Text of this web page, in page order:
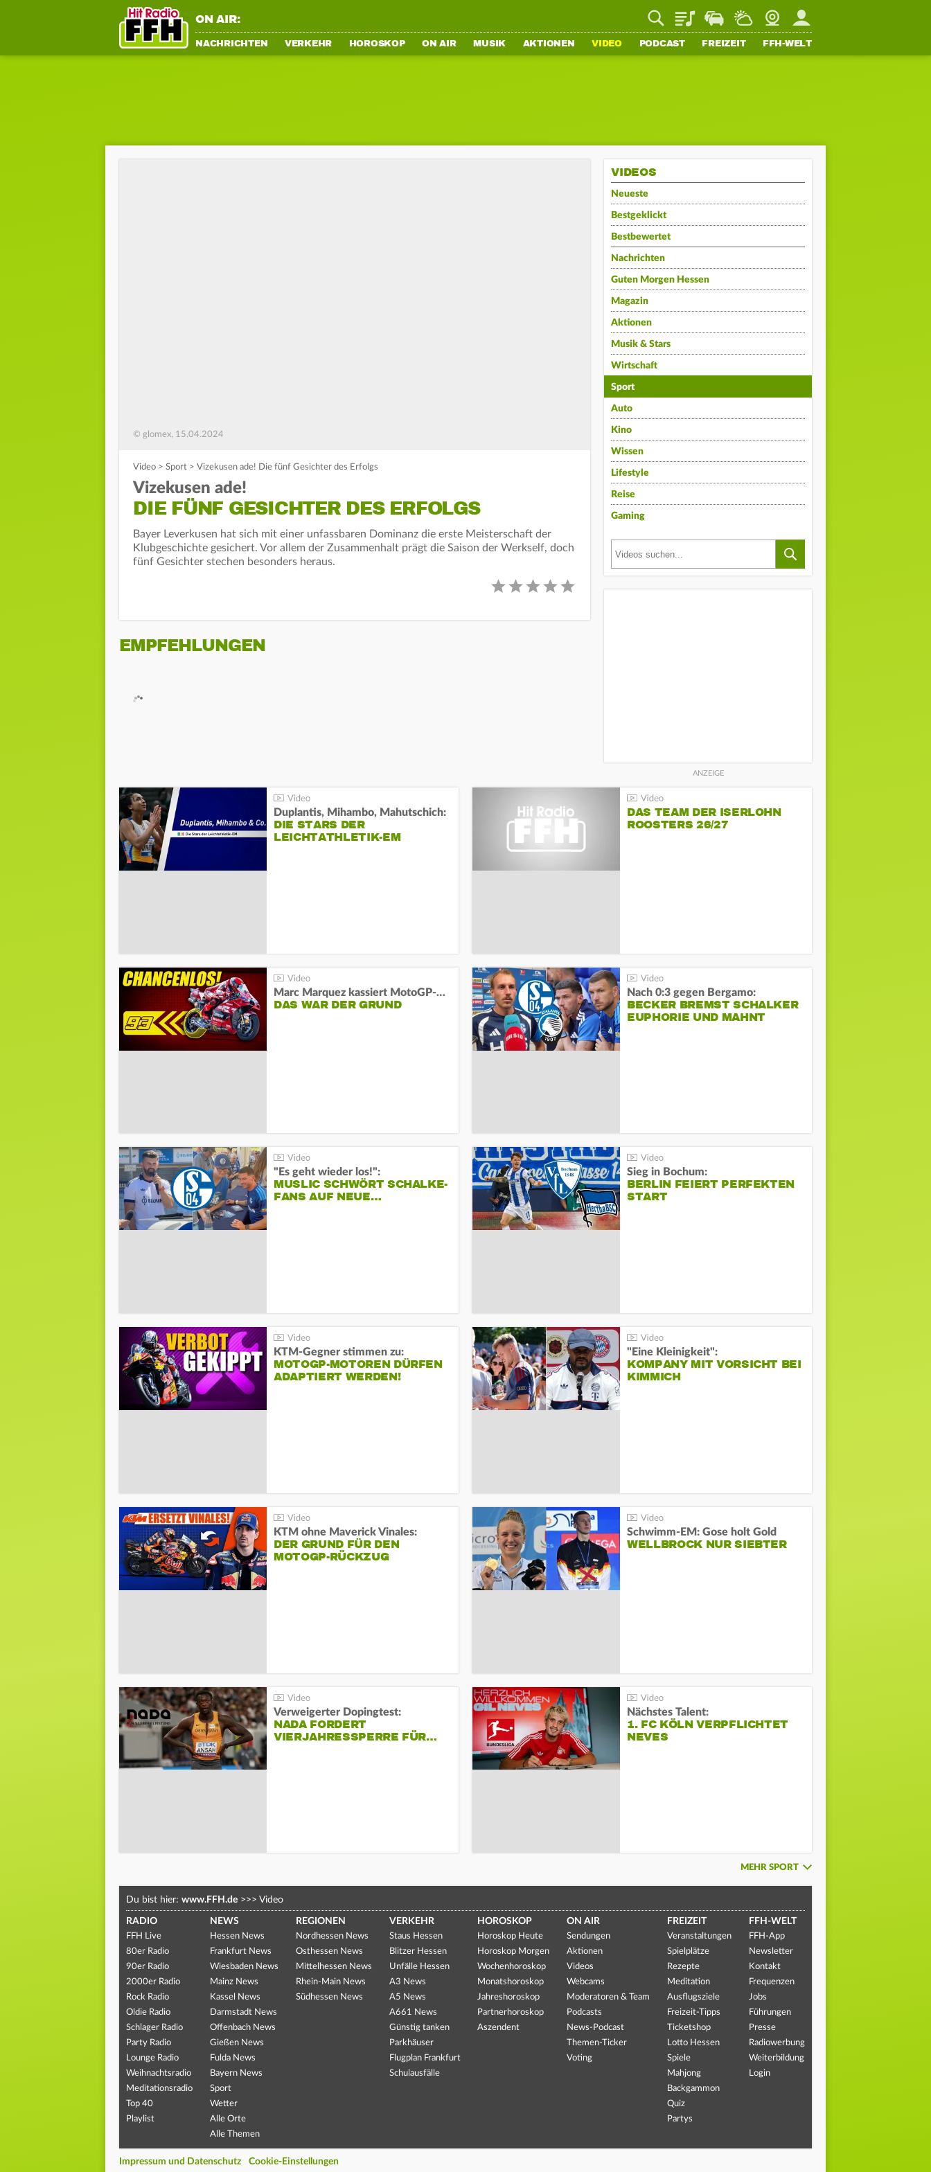
ON AIR: PlaylistStaupilotWetterWebcamMein FFH
NACHRICHTEN VERKEHR HOROSKOP ON AIR MUSIK AKTIONEN VIDEO PODCAST FREIZEIT FFH-WELT
© glomex, 15.04.2024
Video > Sport > Vizekusen ade! Die fünf Gesichter des Erfolgs
Vizekusen ade!
DIE FÜNF GESICHTER DES ERFOLGS
Bayer Leverkusen hat sich mit einer unfassbaren Dominanz die erste Meisterschaft der
Klubgeschichte gesichert. Vor allem der Zusammenhalt prägt die Saison der Werkself, doch
fünf Gesichter stechen besonders heraus.
EMPFEHLUNGEN
VIDEOS
Neueste
Bestgeklickt
Bestbewertet
Nachrichten
Guten Morgen Hessen
Magazin
Aktionen
Musik & Stars
Wirtschaft
Sport
Auto
Kino
Wissen
Lifestyle
Reise
Gaming
Duplantis, Mihambo, Mahutschich:
DIE STARS DER
LEICHTATHLETIK-EM
DAS TEAM DER ISERLOHN
ROOSTERS 26/27
Marc Marquez kassiert MotoGP-Sprint-Schlappe:
DAS WAR DER GRUND
Nach 0:3 gegen Bergamo:
BECKER BREMST SCHALKER
EUPHORIE UND MAHNT
"Es geht wieder los!":
MUSLIC SCHWÖRT SCHALKE-
FANS AUF NEUE…
Sieg in Bochum:
BERLIN FEIERT PERFEKTEN
START
KTM-Gegner stimmen zu:
MOTOGP-MOTOREN DÜRFEN
ADAPTIERT WERDEN!
"Eine Kleinigkeit":
KOMPANY MIT VORSICHT BEI
KIMMICH
KTM ohne Maverick Vinales:
DER GRUND FÜR DEN
MOTOGP-RÜCKZUG
Schwimm-EM: Gose holt Gold
WELLBROCK NUR SIEBTER
Verweigerter Dopingtest:
NADA FORDERT
VIERJAHRESSPERRE FÜR…
Nächstes Talent:
1. FC KÖLN VERPFLICHTET
NEVES
MEHR SPORT
Du bist hier: www.FFH.de >>> Video
RADIO
FFH Live
80er Radio
90er Radio
2000er Radio
Rock Radio
Oldie Radio
Schlager Radio
Party Radio
Lounge Radio
Weihnachtsradio
Meditationsradio
Top 40
Playlist
NEWS
Hessen News
Frankfurt News
Wiesbaden News
Mainz News
Kassel News
Darmstadt News
Offenbach News
Gießen News
Fulda News
Bayern News
Sport
Wetter
Alle Orte
Alle Themen
REGIONEN
Nordhessen News
Osthessen News
Mittelhessen News
Rhein-Main News
Südhessen News
VERKEHR
Staus Hessen
Blitzer Hessen
Unfälle Hessen
A3 News
A5 News
A661 News
Günstig tanken
Parkhäuser
Flugplan Frankfurt
Schulausfälle
HOROSKOP
Horoskop Heute
Horoskop Morgen
Wochenhoroskop
Monatshoroskop
Jahreshoroskop
Partnerhoroskop
Aszendent
ON AIR
Sendungen
Aktionen
Videos
Webcams
Moderatoren & Team
Podcasts
News-Podcast
Themen-Ticker
Voting
FREIZEIT
Veranstaltungen
Spielplätze
Rezepte
Meditation
Ausflugsziele
Freizeit-Tipps
Ticketshop
Lotto Hessen
Spiele
Mahjong
Backgammon
Quiz
Partys
FFH-WELT
FFH-App
Newsletter
Kontakt
Frequenzen
Jobs
Führungen
Presse
Radiowerbung
Weiterbildung
Login
Impressum und Datenschutz Cookie-Einstellungen